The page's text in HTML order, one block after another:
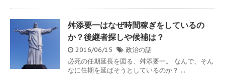
舛添要一はなぜ時間稼ぎをしているの
か？後継者探しや候補は？
2016/06/15
政治の話
必死の任期延長を図る、舛添要一。 なんで、そん
なに任期を延ばそうとしているのか？ ...